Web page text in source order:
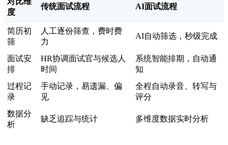
度
传统面试流程 AI面试流程
简历初
筛
人工逐份筛查，费时费
力
AI自动筛选，秒级完成
面试安
排
HR协调面试官与候选人
时间
系统智能排期，自动通
知
过程记
录
手动记录，易遗漏、偏
见
全程自动录音、转写与
评分
数据分
析
缺乏追踪与统计 多维度数据实时分析